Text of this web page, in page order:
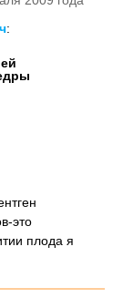
:
это
плода я